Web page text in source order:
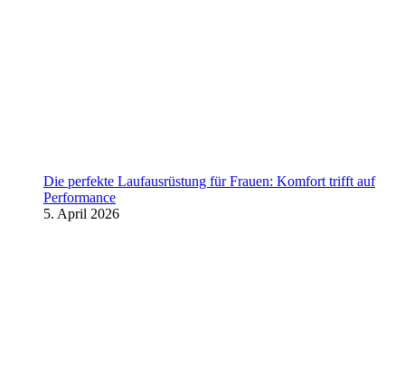
Die perfekte Laufausrüstung für Frauen: Komfort trifft auf
Performance
5. April 2026